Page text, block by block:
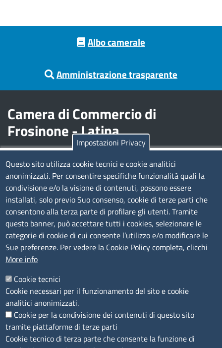
Albo camerale
Amministrazione trasparente
Camera di Commercio di
Frosinone - Latina
Contatti
Sede Legale di Latina: Viale Umberto I, 80 - 04100 (LT)
tel. 0773/6721
Sede di Frosinone: Via Alcide De Gasperi, 1 - 03100 (FR)
tel. 0775/2751
Peccciaa@pec.frlt.camcom.it
Ufficio relazioni con il pubblico
Codice Fiscale e Partita Iva: 02957560598
Codice univoco ufficio fatt.elettronica: 1TOEDU
Seguici su
Impostazioni Privacy
Questo sito utilizza cookie tecnici e cookie analitici
anonimizzati. Per consentire specifiche funzionalità quali la
condivisione e/o la visione di contenuti, possono essere
installati, solo previo Suo consenso, cookie di terze parti che
consentono alla terza parte di profilare gli utenti. Tramite
questo banner, può accettare tutti i cookies, selezionare le
categorie di cookie di cui consente l’utilizzo e/o modificare le
Sue preferenze. Per vedere la Cookie Policy completa, clicchi
More info
Cookie tecnici
Cookie necessari per il funzionamento del sito e cookie
analitici anonimizzati.
Cookie per la condivisione dei contenuti di questo sito
tramite piattaforme di terze parti
Cookie tecnico di terza parte che consente la funzione di